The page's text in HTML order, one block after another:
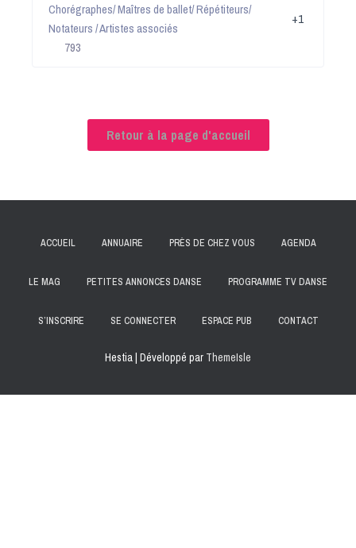
Chorégraphes/ Maîtres de ballet/ Répétiteurs/
Notateurs / Artistes associés
+1
793
Retour à la page d'accueil
ACCUEIL ANNUAIRE PRÈS DE CHEZ VOUS AGENDA
LE MAG PETITES ANNONCES DANSE PROGRAMME TV DANSE
S’INSCRIRE SE CONNECTER ESPACE PUB CONTACT
Hestia | Développé par ThemeIsle